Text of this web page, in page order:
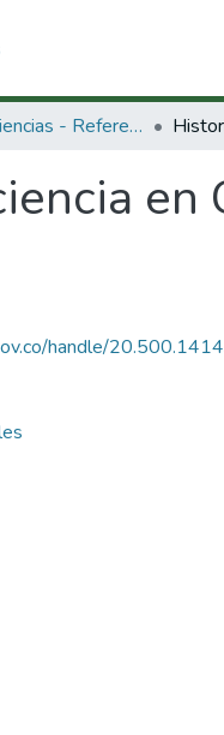
Libros Minciencias - Referenciales
en
handle/